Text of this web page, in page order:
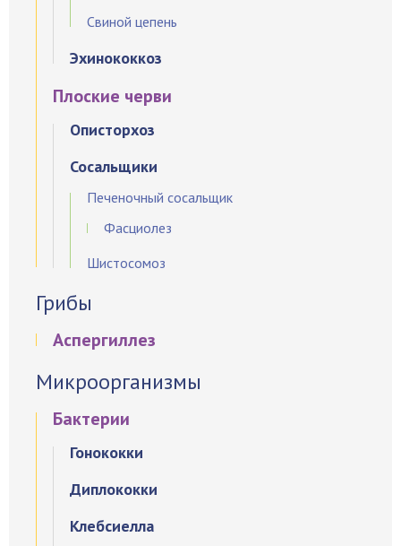
Свиной цепень
Эхинококкоз
Плоские черви
Описторхоз
Сосальщики
Печеночный сосальщик
Фасциолез
Шистосомоз
Грибы
Аспергиллез
Микроорганизмы
Бактерии
Гонококки
Диплококки
Клебсиелла